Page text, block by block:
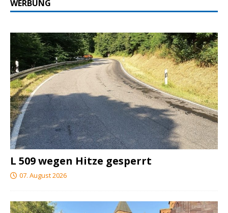
WERBUNG
L 509 wegen Hitze gesperrt
07. August 2026